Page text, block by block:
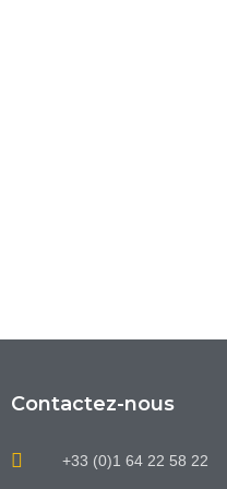
Contactez-nous
+33 (0)1 64 22 58 22